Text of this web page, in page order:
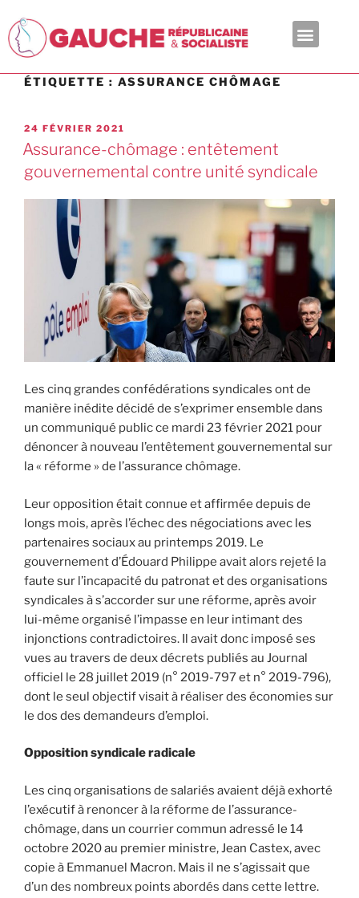
ÉTIQUETTE : ASSURANCE CHÔMAGE
24 FÉVRIER 2021
Assurance-chômage : entêtement
gouvernemental contre unité syndicale
Les cinq grandes confédérations syndicales ont de
manière inédite décidé de s’exprimer ensemble dans
un communiqué public ce mardi 23 février 2021 pour
dénoncer à nouveau l’entêtement gouvernemental sur
la « réforme » de l’assurance chômage.
Leur opposition était connue et affirmée depuis de
longs mois, après l’échec des négociations avec les
partenaires sociaux au printemps 2019. Le
gouvernement d’Édouard Philippe avait alors rejeté la
faute sur l’incapacité du patronat et des organisations
syndicales à s’accorder sur une réforme, après avoir
lui-même organisé l’impasse en leur intimant des
injonctions contradictoires. Il avait donc imposé ses
vues au travers de deux décrets publiés au Journal
officiel le 28 juillet 2019 (n° 2019-797 et n° 2019-796),
dont le seul objectif visait à réaliser des économies sur
le dos des demandeurs d’emploi.
Opposition syndicale radicale
Les cinq organisations de salariés avaient déjà exhorté
l’exécutif à renoncer à la réforme de l’assurance-
chômage, dans un courrier commun adressé le 14
octobre 2020 au premier ministre, Jean Castex, avec
copie à Emmanuel Macron. Mais il ne s’agissait que
d’un des nombreux points abordés dans cette lettre.